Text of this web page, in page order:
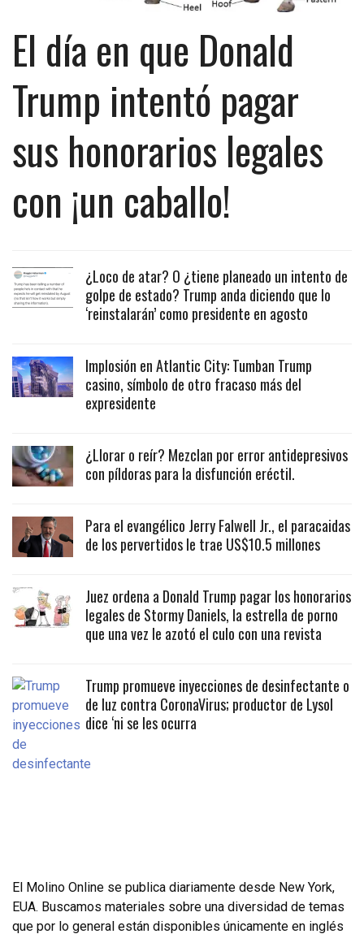
El día en que Donald
Trump intentó pagar
sus honorarios legales
con ¡un caballo!
¿Loco de atar? O ¿tiene planeado un intento de
golpe de estado? Trump anda diciendo que lo
‘reinstalarán’ como presidente en agosto
Implosión en Atlantic City: Tumban Trump
casino, símbolo de otro fracaso más del
expresidente
¿Llorar o reír? Mezclan por error antidepresivos
con píldoras para la disfunción eréctil.
Para el evangélico Jerry Falwell Jr., el paracaidas
de los pervertidos le trae US$10.5 millones
Juez ordena a Donald Trump pagar los honorarios
legales de Stormy Daniels, la estrella de porno
que una vez le azotó el culo con una revista
Trump promueve inyecciones de desinfectante o
de luz contra CoronaVirus; productor de Lysol
dice ‘ni se les ocurra
El Molino Online se publica diariamente desde New York,
EUA. Buscamos materiales sobre una diversidad de temas
que por lo general están disponibles únicamente en inglés